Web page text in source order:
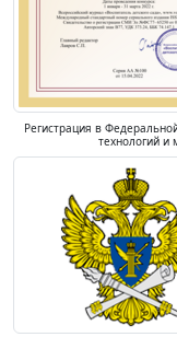
Регистрация в
технологий и